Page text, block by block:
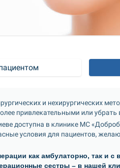
и нехирургических
привлекательными или
доступна в клинике МС
условия для пациентов,
как амбулаторно, так и
сестры – в нашей